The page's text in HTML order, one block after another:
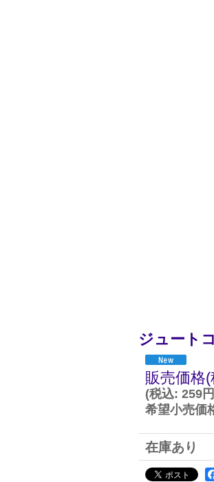
ジュート
販売価格(
(税込: 259円
希望小売価
在庫あり